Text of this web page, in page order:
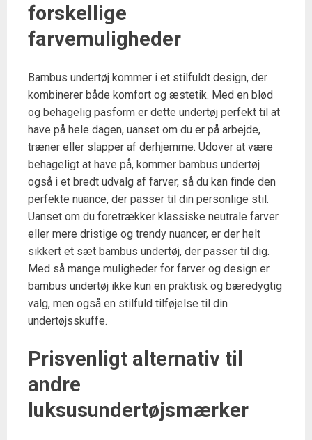
forskellige
farvemuligheder
Bambus undertøj kommer i et stilfuldt design, der
kombinerer både komfort og æstetik. Med en blød
og behagelig pasform er dette undertøj perfekt til at
have på hele dagen, uanset om du er på arbejde,
træner eller slapper af derhjemme. Udover at være
behageligt at have på, kommer bambus undertøj
også i et bredt udvalg af farver, så du kan finde den
perfekte nuance, der passer til din personlige stil.
Uanset om du foretrækker klassiske neutrale farver
eller mere dristige og trendy nuancer, er der helt
sikkert et sæt bambus undertøj, der passer til dig.
Med så mange muligheder for farver og design er
bambus undertøj ikke kun en praktisk og bæredygtig
valg, men også en stilfuld tilføjelse til din
undertøjsskuffe.
Prisvenligt alternativ til
andre
luksusundertøjsmærker